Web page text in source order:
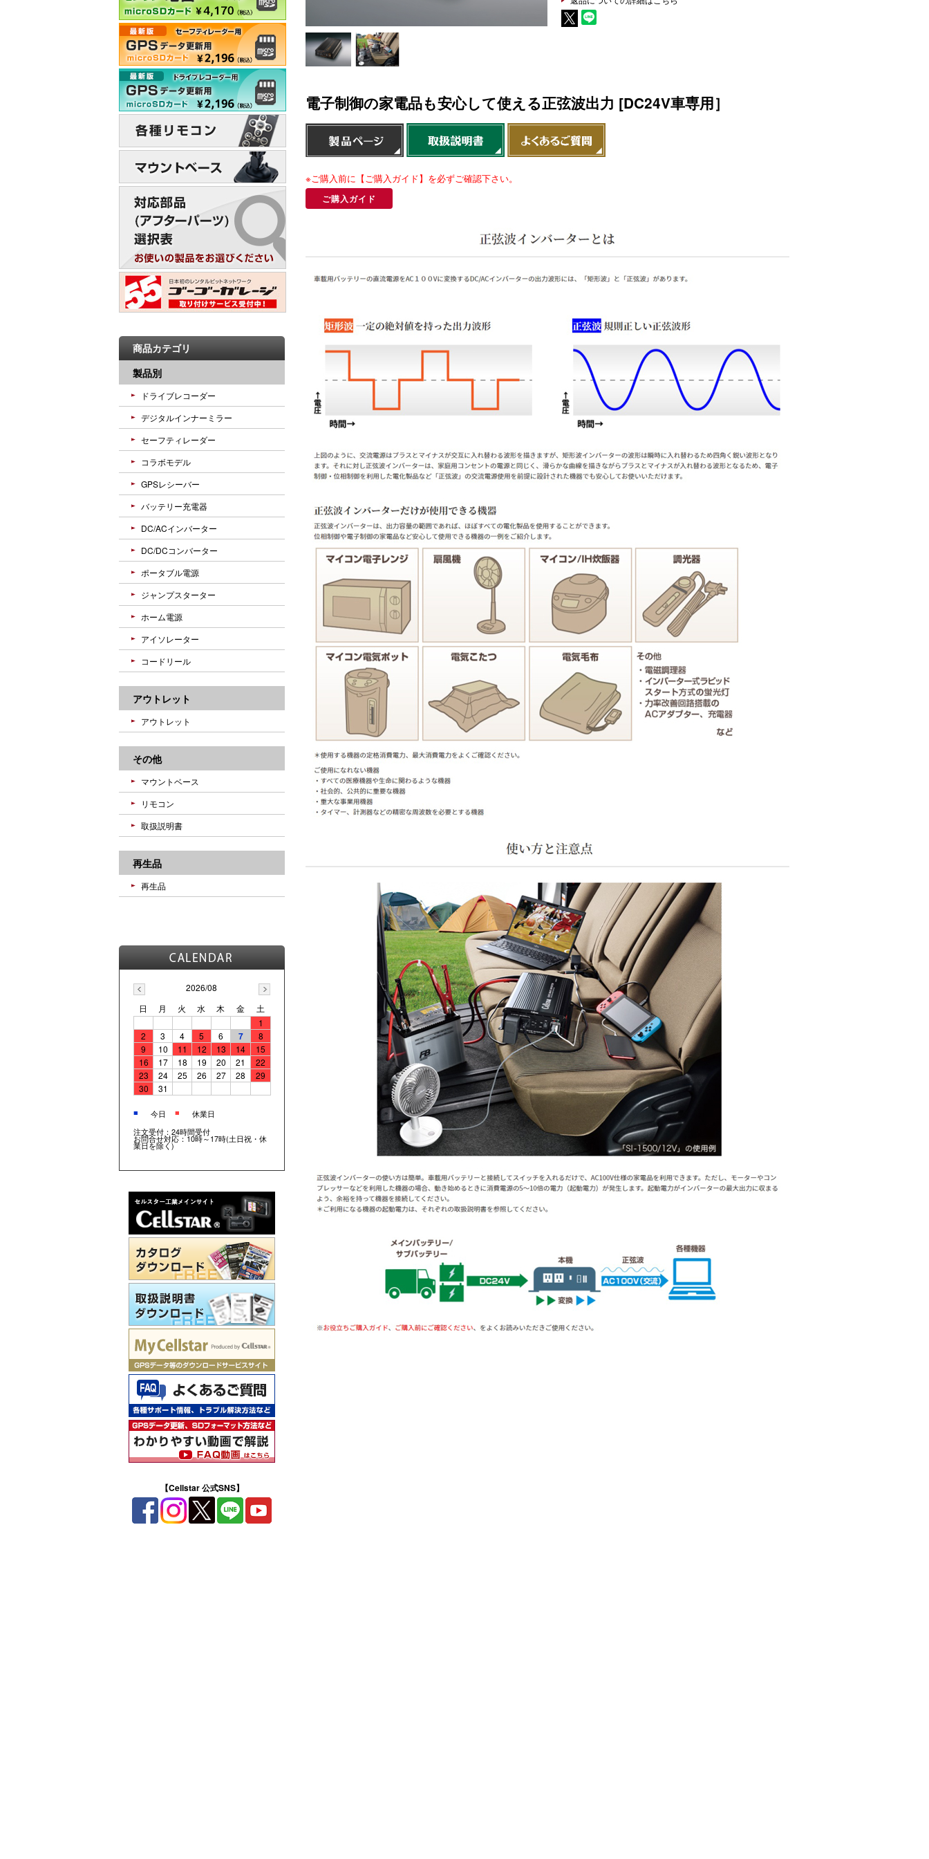
電子制御の家電品も安心して使える正弦波出力 [DC24V車専用］
※ご購入前に【ご購入ガイド】を必ずご確認下さい。
ご購入ガイド
商品カテゴリ
製品別
ドライブレコーダー
デジタルインナーミラー
セーフティレーダー
コラボモデル
GPSレシーバー
バッテリー充電器
DC/ACインバーター
DC/DCコンバーター
ポータブル電源
ジャンプスターター
ホーム電源
アイソレーター
コードリール
アウトレット
アウトレット
その他
マウントベース
リモコン
取扱説明書
再生品
再生品
2026/08
日
月 火 水 木 金
土
1
2
3 4 5 6 7
8
9
10 11 12 13 14
15
16
17 18 19 20 21
22
23
24 25 26 27 28
29
30
31
■ 今日 ■
休業日
注文受付：24時間受付
お問合せ対応：10時～17時(土日祝・休
業日を除く)
【Cellstar 公式SNS】